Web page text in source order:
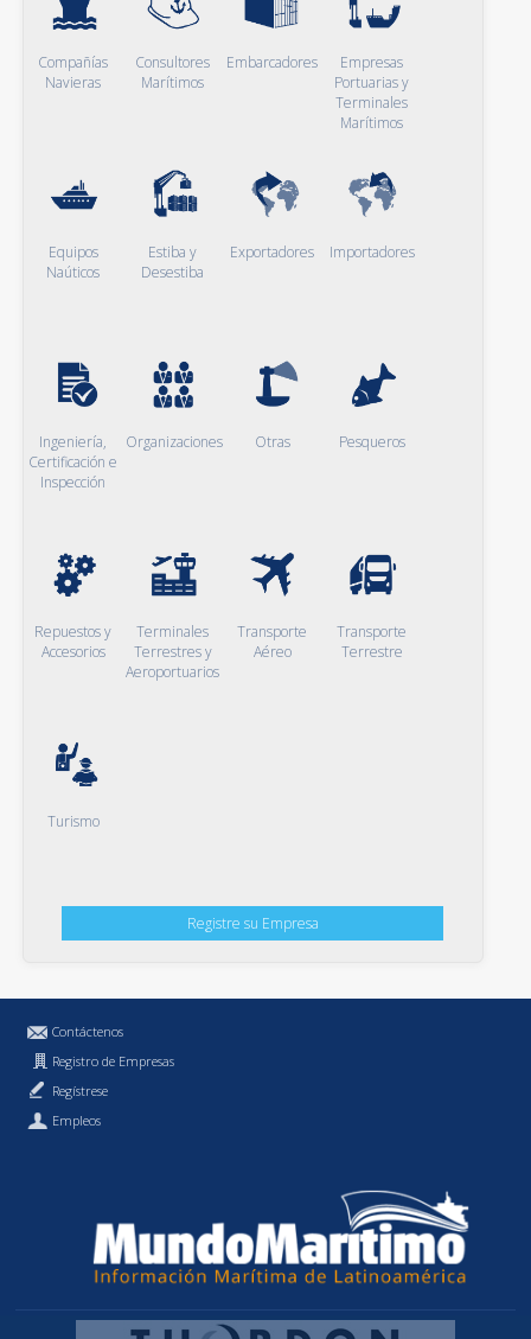
Compañías
Navieras
Consultores
Marítimos
Embarcadores
Empresas
Portuarias y
Terminales
Marítimos
Equipos
Naúticos
Estiba y
Desestiba
Exportadores Importadores
Ingeniería,
Certificación e
Inspección
Organizaciones Otras Pesqueros
Repuestos y
Accesorios
Terminales
Terrestres y
Aeroportuarios
Transporte
Aéreo
Transporte
Terrestre
Turismo
Registre su Empresa
Contáctenos
Registro de Empresas
Regístrese
Empleos
Política de Privacidad